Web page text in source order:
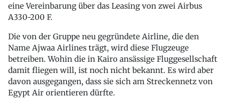
eine Vereinbarung über das Leasing von zwei Airbus
A330-200 F.
Die von der Gruppe neu gegründete Airline, die den
Name Ajwaa Airlines trägt, wird diese Flugzeuge
betreiben. Wohin die in Kairo ansässige Fluggesellschaft
damit fliegen will, ist noch nicht bekannt. Es wird aber
davon ausgegangen, dass sie sich am Streckennetz von
Egypt Air orientieren dürfte.